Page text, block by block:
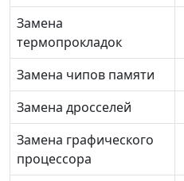
Замена
термопрокладок
Замена чипов памяти
Замена дросселей
Замена графического
процессора